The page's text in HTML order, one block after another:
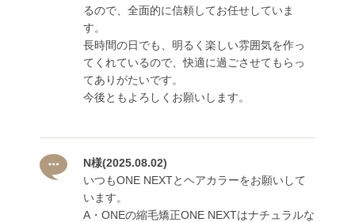
るので、全面的に信頼してお任せしていま
す。
長時間の日でも、明るく楽しい雰囲気を作っ
てくれているので、快適に過ごさせてもらっ
てありがたいです。
今後ともよろしくお願いします。
N様(2025.08.02)
いつもONE NEXTとヘアカラーをお願いして
います。
A・ONEの縮毛矯正ONE NEXTはナチュラルな